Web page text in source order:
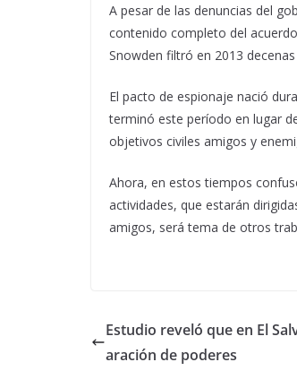
A pesar de las denuncias del
contenido completo del
Snowden filtró en 2013
El pacto de espionaje nació
terminó este período en lugar
objetivos civiles amigos y
Ahora, en estos tiempos
actividades, que estarán
amigos, será tema de otros
Estudio reveló que en El
aración de poderes